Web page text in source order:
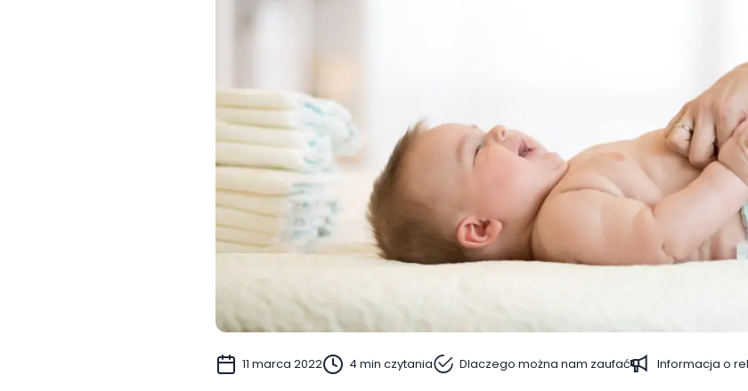
11 marca 2022 4 min czytania Dlaczego można nam zaufać Informacja o